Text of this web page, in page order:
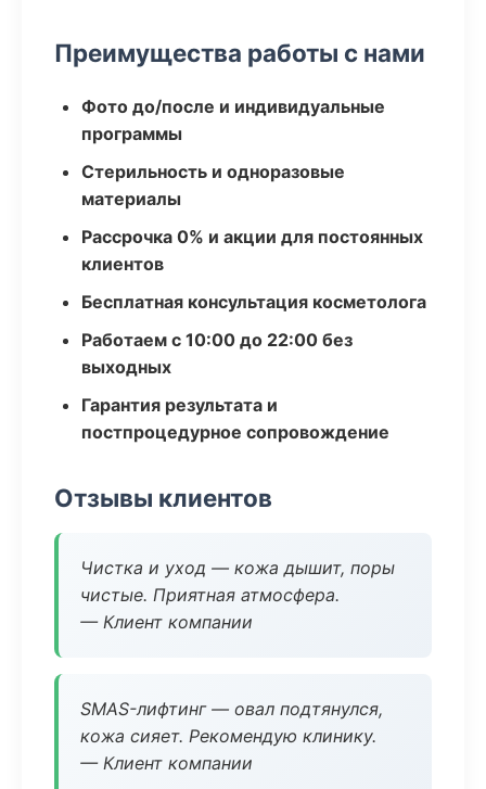
Преимущества работы с нами
Фото до/после и индивидуальные
программы
Стерильность и одноразовые
материалы
Рассрочка 0% и акции для постоянных
клиентов
Бесплатная консультация косметолога
Работаем с 10:00 до 22:00 без
выходных
Гарантия результата и
постпроцедурное сопровождение
Отзывы клиентов
Чистка и уход — кожа дышит, поры
чистые. Приятная атмосфера.
— Клиент компании
SMAS-лифтинг — овал подтянулся,
кожа сияет. Рекомендую клинику.
— Клиент компании